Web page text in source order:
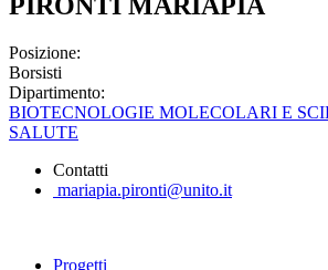
Posizione:
Borsisti
Dipartimento:
BIOTECNOLOGIE MOLECOLARI E
SALUTE
Contatti
mariapia.pironti@unito.it
Progetti